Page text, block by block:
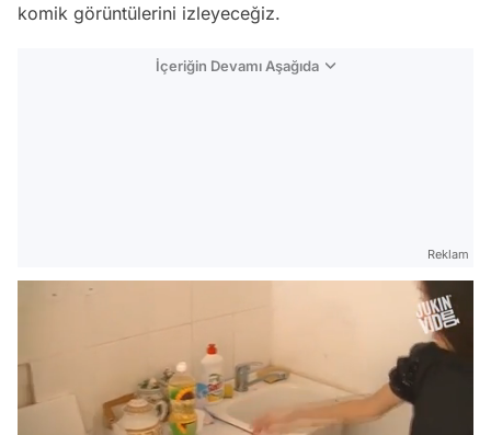
komik görüntülerini izleyeceğiz.
İçeriğin Devamı Aşağıda
Reklam